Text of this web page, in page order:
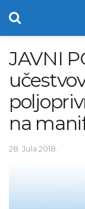
JAVNI
na
28. Jula 2018.